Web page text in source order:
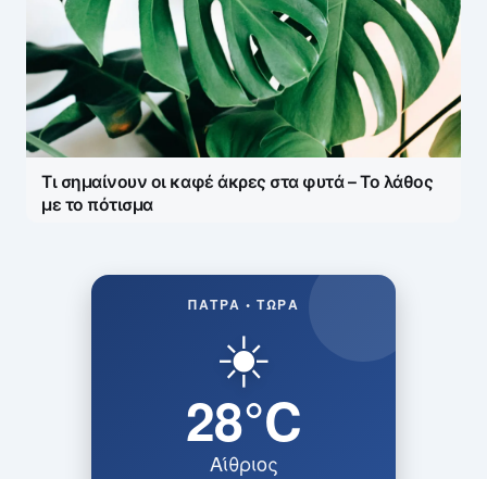
Τι σημαίνουν οι καφέ άκρες στα φυτά – Το λάθος
με το πότισμα
ΠΆΤΡΑ • ΤΏΡΑ
☀️
28°C
Αίθριος